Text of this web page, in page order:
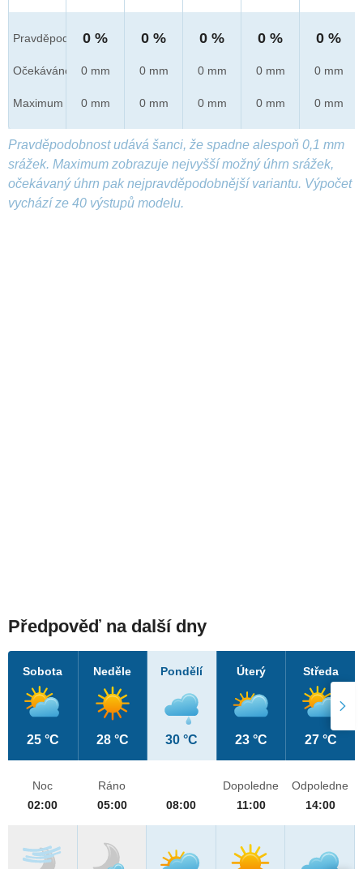
Pravděpod.
Očekáváno
Maximum
0 %
0 mm
0 mm
0 %
0 mm
0 mm
0 %
0 mm
0 mm
0 %
0 mm
0 mm
0 %
0 mm
0 mm
Pravděpodobnost udává šanci, že spadne alespoň 0,1 mm
srážek. Maximum zobrazuje nejvyšší možný úhrn srážek,
očekávaný úhrn pak nejpravděpodobnější variantu. Výpočet
vychází ze 40 výstupů modelu.
Předpověď na další dny
Sobota
25 °C
Neděle
28 °C
Pondělí
30 °C
Úterý
23 °C
Středa
27 °C
Noc
02:00
Ráno
05:00
08:00
Dopoledne
11:00
Odpoledne
14:00